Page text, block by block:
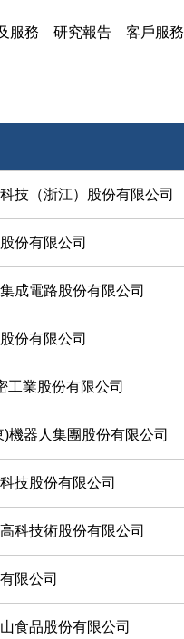
服務 研究報告 客戶服務
技（浙江）股份有限公司
份有限公司
成電路股份有限公司
份有限公司
工業股份有限公司
機器人集團股份有限公司
技股份有限公司
科技術股份有限公司
限公司
食品股份有限公司